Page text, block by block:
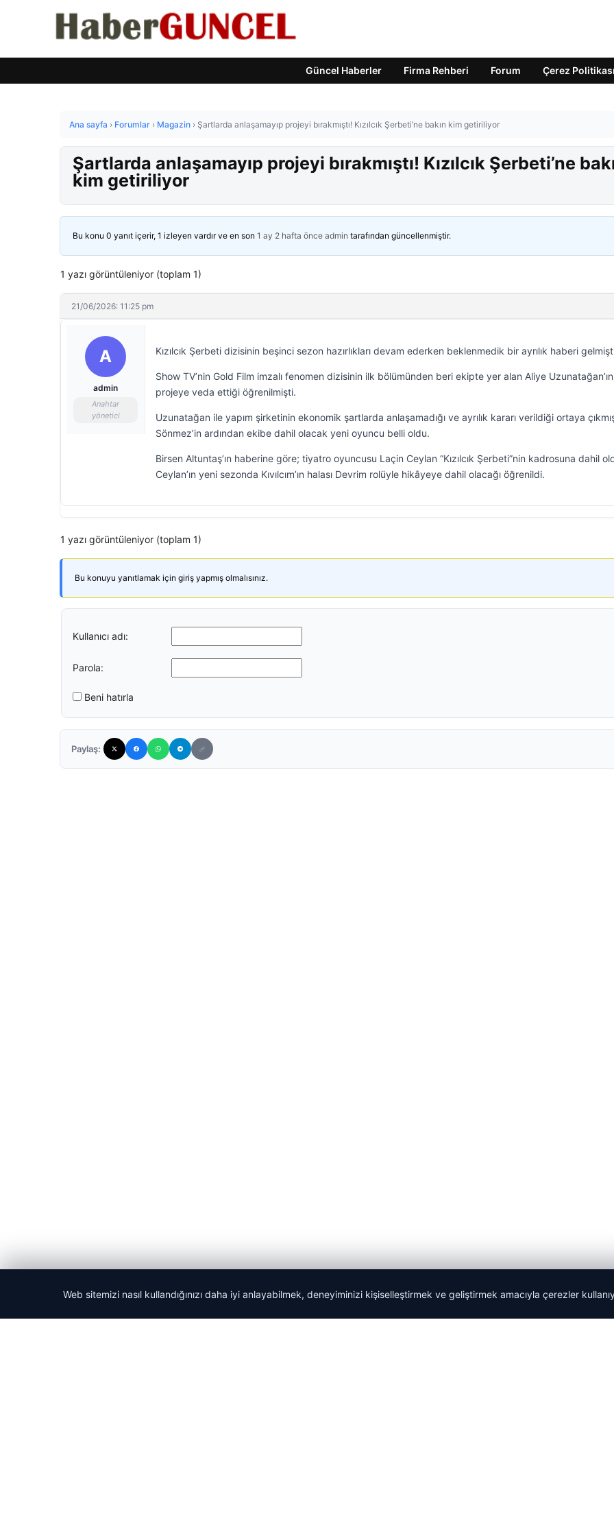
Güncel Haberler Firma Rehberi Forum Çerez Politikası
Ana sayfa › Forumlar › Magazin › Şartlarda anlaşamayıp projeyi bırakmıştı! Kızılcık Şerbeti’ne bakın kim getiriliyor
Şartlarda anlaşamayıp projeyi bırakmıştı! Kızılcık Şerbeti’ne
kim getiriliyor
Bu konu 0 yanıt içerir, 1 izleyen vardır ve en son 1 ay 2 hafta önce admin tarafından güncellenmiştir.
1 yazı görüntüleniyor (toplam 1)
21/06/2026: 11:25 pm
A
admin
Anahtar
yönetici
Kızılcık Şerbeti dizisinin beşinci sezon hazırlıkları devam ederken beklenmedik bir ayrılık haberi
Show TV’nin Gold Film imzalı fenomen dizisinin ilk bölümünden beri ekipte yer alan Aliye Uzunatağan’ın
projeye veda ettiği öğrenilmişti.
Uzunatağan ile yapım şirketinin ekonomik şartlarda anlaşamadığı ve ayrılık kararı verildiği ortaya
Sönmez’in ardından ekibe dahil olacak yeni oyuncu belli oldu.
Birsen Altuntaş’ın haberine göre; tiyatro oyuncusu Laçin Ceylan “Kızılcık Şerbeti”nin kadrosuna dahil
Ceylan’ın yeni sezonda Kıvılcım’ın halası Devrim rolüyle hikâyeye dahil olacağı öğrenildi.
1 yazı görüntüleniyor (toplam 1)
Bu konuyu yanıtlamak için giriş yapmış olmalısınız.
Kullanıcı adı:
Parola:
Beni hatırla
Paylaş:
Web sitemizi nasıl kullandığınızı daha iyi anlayabilmek, deneyiminizi kişiselleştirmek ve geliştirmek amacıyla çerezler